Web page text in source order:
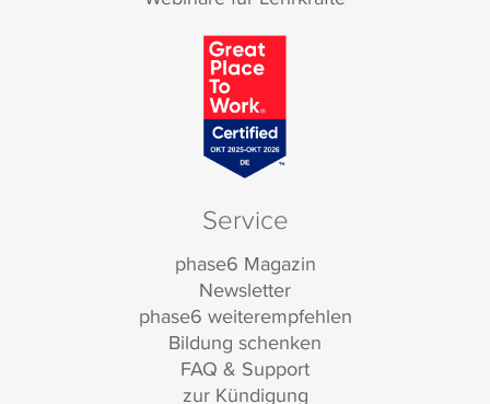
Service
phase6 Magazin
Newsletter
phase6 weiterempfehlen
Bildung schenken
FAQ & Support
zur Kündigung